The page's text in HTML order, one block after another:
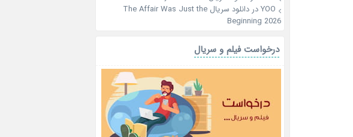
YOOدر
دانلود سریال The Affair Was Just the
Beginning 2026
درخواست فیلم و سریال